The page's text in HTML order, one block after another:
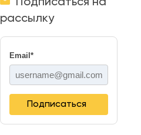
рассылку
Email *
Подписаться